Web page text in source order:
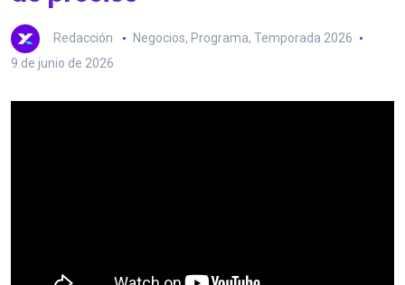
Redacción Negocios, Programa, Temporada 2026
9 de junio de 2026